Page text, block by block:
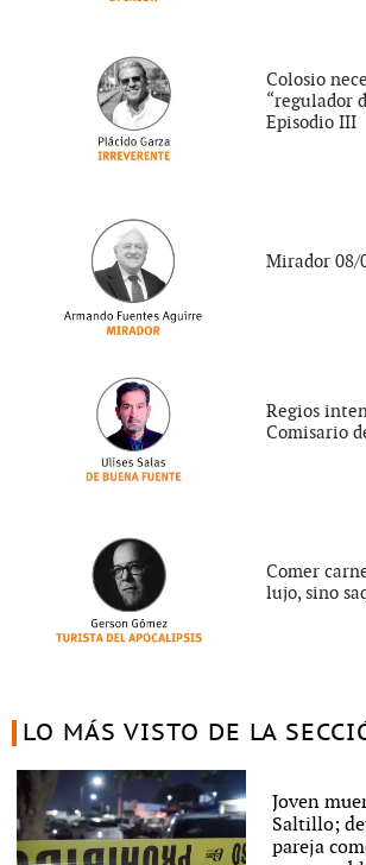
Colosio
“regulador
Episodio III
Mirador 08/
Regios
Comisario
Comer
lujo, sino
LO MÁS VISTO DE LA
Joven
Saltillo;
pareja